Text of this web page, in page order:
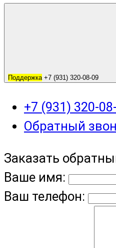
Поддержка +7 (931) 320-08-09
+7 (931) 320-
Обратный
Заказать
Ваше имя:
Ваш телефон: